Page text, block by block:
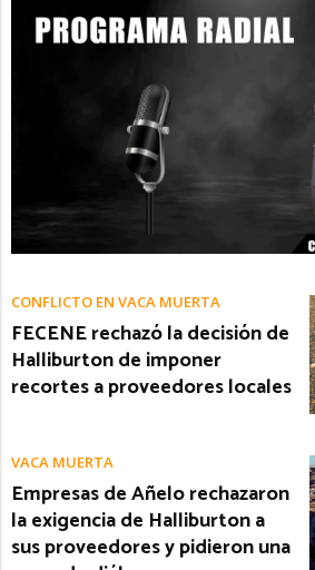
CONFLICTO EN VACA MUERTA
FECENE rechazó la decisión de
Halliburton de imponer
recortes a proveedores locales
VACA MUERTA
Empresas de Añelo rechazaron
la exigencia de Halliburton a
sus proveedores y pidieron una